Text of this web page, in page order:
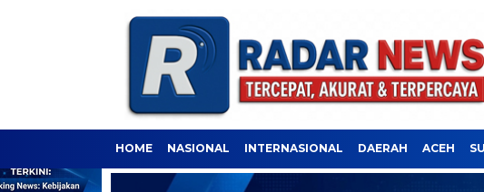
HOME NASIONAL INTERNASIONAL DAERAH ACEH